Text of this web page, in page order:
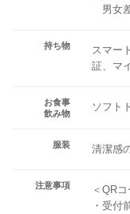
男女
持ち物
スマー
証、マ
お食事
飲み物
ソフト
服装 清潔感
注意事項
＜QR
・受付